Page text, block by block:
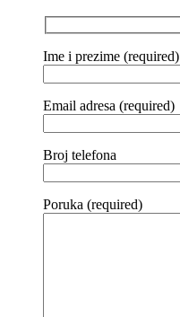
Ime i prezime (required)
Email adresa (required)
Broj telefona
Poruka (required)